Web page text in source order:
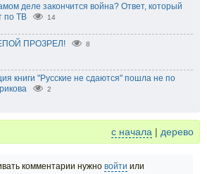
деле закончится война? Ответ, который
по ТВ
14
ПРОЗРЕЛ! 8
книги "Русские не сдаются" пошла не по
2
с начала | дерево
комментарии нужно войти или